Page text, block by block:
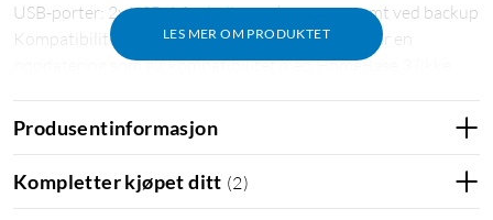
LES MER OM PRODUKTET
USB-porter: 2x USB-A for lading av kameraer samt ved backup
Kompatibilitet: Alle Eufy-kameraer og sensorer får en
oppdatering som gir kompatibilitet med HomeBase 3 (ikke
Produsentinformasjon
Kompletter kjøpet ditt (2)